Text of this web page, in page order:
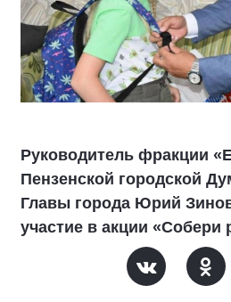
Руководитель фракции
Пензенской городской
Главы города Юрий
участие в акции «Собери